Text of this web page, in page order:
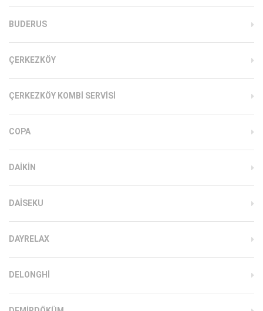
BUDERUS
ÇERKEZKÖY
ÇERKEZKÖY KOMBI SERVISI
COPA
DAIKIN
DAISEKU
DAYRELAX
DELONGHI